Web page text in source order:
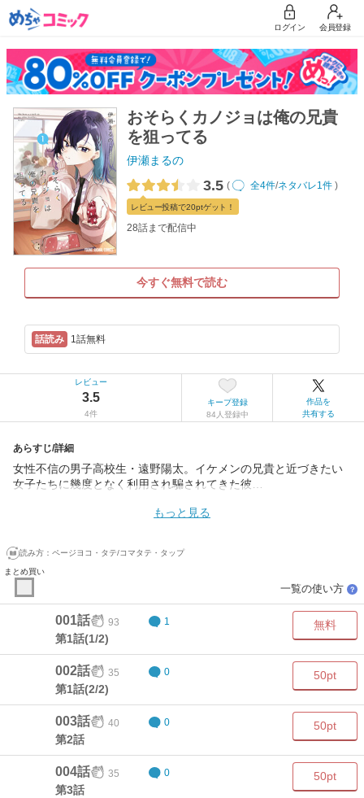
ログイン 会員登録
おそらくカノジョは俺の兄貴
を狙ってる
伊瀬まるの
3.5 ( 全4件/ネタバレ1件 )
レビュー投稿で20ptゲット！
28話まで配信中
今すぐ無料で読む
1話無料
レビュー
3.5
4件
キープ登録
84人登録中
作品を
共有する
あらすじ/詳細
女性不信の男子高校生・遠野陽太。イケメンの兄貴と近づきたい
女子たちに幾度となく利用され騙されてきた彼…
もっと見る
読み方： ページヨコ・タテ/コマタテ・タップ
まとめ買い
一覧の使い方 ？
001話 93 1
第1話(1/2)
無料
002話 35 0
第1話(2/2)
50pt
003話 40 0
第2話
50pt
004話 35 0
第3話
50pt